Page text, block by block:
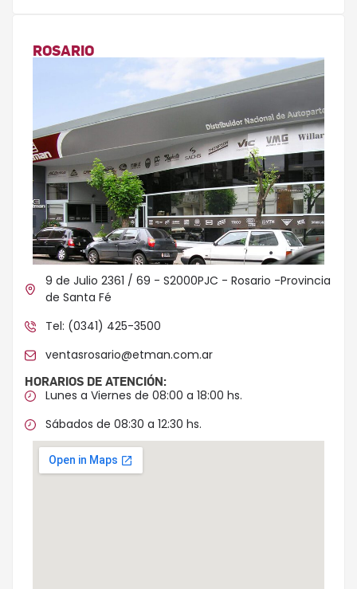
ROSARIO
9 de Julio 2361 / 69 - S2000PJC - Rosario -Provincia
de Santa Fé
Tel: (0341) 425-3500
ventasrosario@etman.com.ar
HORARIOS DE ATENCIÓN:
Lunes a Viernes de 08:00 a 18:00 hs.
Sábados de 08:30 a 12:30 hs.